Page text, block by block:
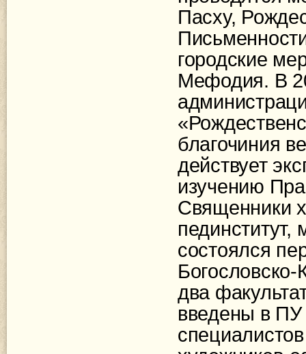
Пасху,
городские
Мефодия. В
благочиния
действует
изучению
Священники
состоялся
Богословско-
два
введены в